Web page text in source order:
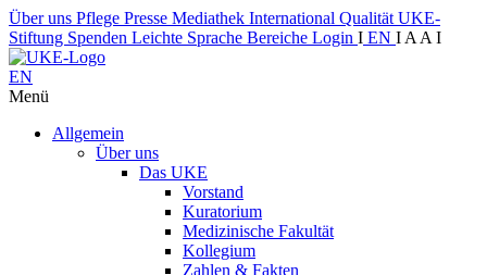
Über uns Pflege Presse Mediathek International Qualität UKE-
Stiftung Spenden Leichte Sprache Bereiche Login I EN I A A I
EN
Menü
Allgemein
Über uns
Das UKE
Vorstand
Kuratorium
Medizinische Fakultät
Kollegium
Zahlen & Fakten